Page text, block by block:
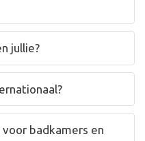
jullie?
badkamers en